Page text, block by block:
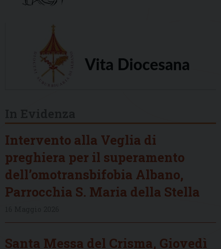
Intervento alla Veglia di
preghiera per il superamento
dell’omotransbifobia Albano,
Parrocchia S. Maria della Stella
Santa Messa del Crisma, Giovedì